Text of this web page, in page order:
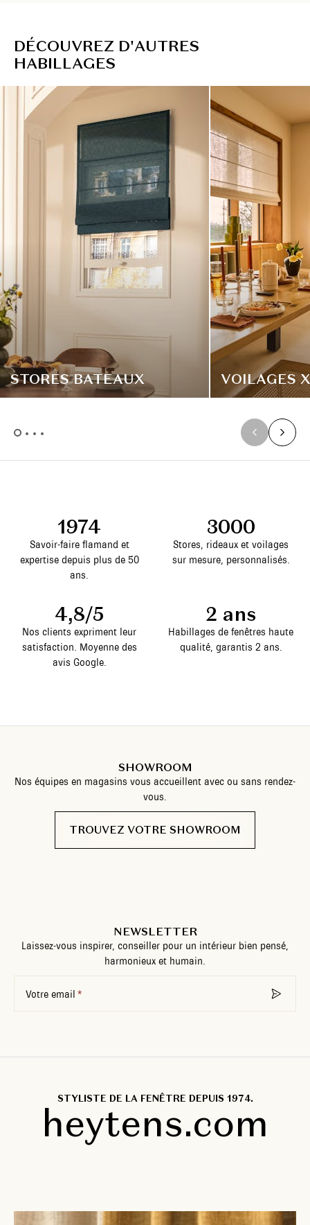
DÉCOUVREZ D'AUTRES
HABILLAGES
STORES BATEAUX VOILAGES
1974
Savoir-faire flamand et
expertise depuis plus de 50
ans.
3000
Stores, rideaux et voilages
sur mesure, personnalisés.
4,8/5
Nos clients expriment leur
satisfaction. Moyenne des
avis Google.
2 ans
Habillages de fenêtres haute
qualité, garantis 2 ans.
SHOWROOM
Nos équipes en magasins vous accueillent avec ou sans rendez-
vous.
TROUVEZ VOTRE SHOWROOM
NEWSLETTER
Laissez-vous inspirer, conseiller pour un intérieur bien pensé,
harmonieux et humain.
Votre email
STYLISTE DE LA FENÊTRE DEPUIS 1974.
heytens.com